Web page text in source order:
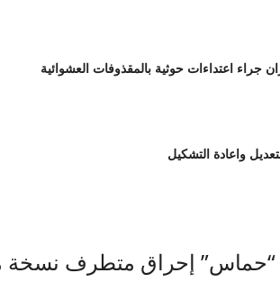
واعادة التشكيل
“حماس” إحراق متطرف نسخة